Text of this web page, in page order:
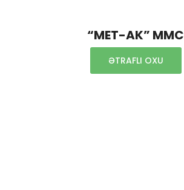
“MET-AK” MMC
ƏTRAFLI OXU